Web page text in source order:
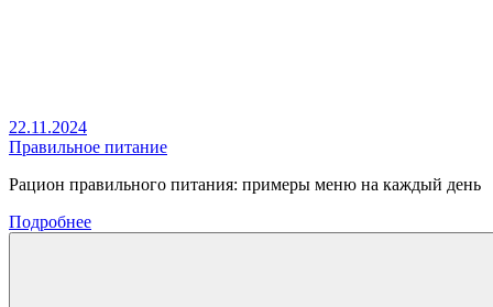
22.11.2024
Правильное питание
Рацион правильного питания: примеры меню на каждый день
Подробнее